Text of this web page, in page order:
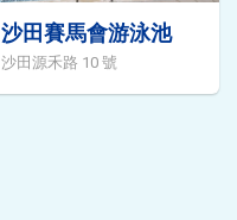
沙田賽馬會游泳池
沙田源禾路 10 號